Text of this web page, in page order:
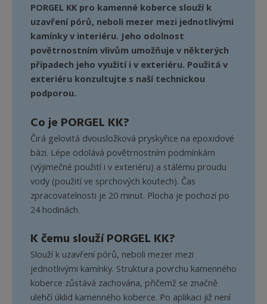
PORGEL KK pro kamenné koberce slouží k
uzavření pórů, neboli mezer mezi jednotlivými
kamínky v interiéru. Jeho odolnost
povětrnostním vlivům umožňuje v některých
případech jeho využití i v exteriéru. Použitá v
exteriéru konzultujte s naší technickou
podporou.
Co je PORGEL KK?
Čirá gelovitá dvousložková pryskyřice na epoxidové
bázi. Lépe odolává povětrnostním podmínkám
(výjimečné použití i v exteriéru) a stálému proudu
vody (použití ve sprchových koutech). Čas
zpracovatelnosti je 20 minut. Plocha je pochozí po
24 hodinách.
K čemu slouží PORGEL KK?
Slouží k uzavření pórů, neboli mezer mezi
jednotlivými kamínky. Struktura povrchu kamenného
koberce zůstává zachována, přičemž se značně
ulehčí úklid kamenného koberce. Po aplikaci již není